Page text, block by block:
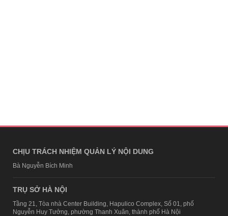
CHỊU TRÁCH NHIỆM QUẢN LÝ NỘI DUNG
Bà Nguyễn Bích Minh
TRỤ SỞ HÀ NỘI
Tầng 21, Tòa nhà Center Building, Hapulico Complex, Số 01, phố
Nguyễn Huy Tưởng, phường Thanh Xuân, thành phố Hà Nội